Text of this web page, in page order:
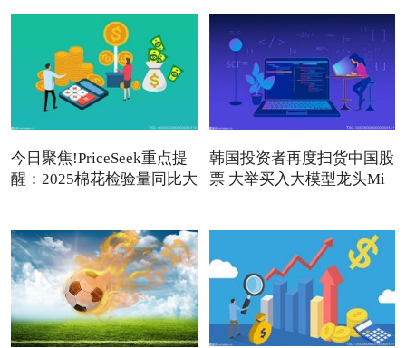
今日聚焦!PriceSeek重点提
醒：2025棉花检验量同比大
韩国投资者再度扫货中国股
票 大举买入大模型龙头Mi